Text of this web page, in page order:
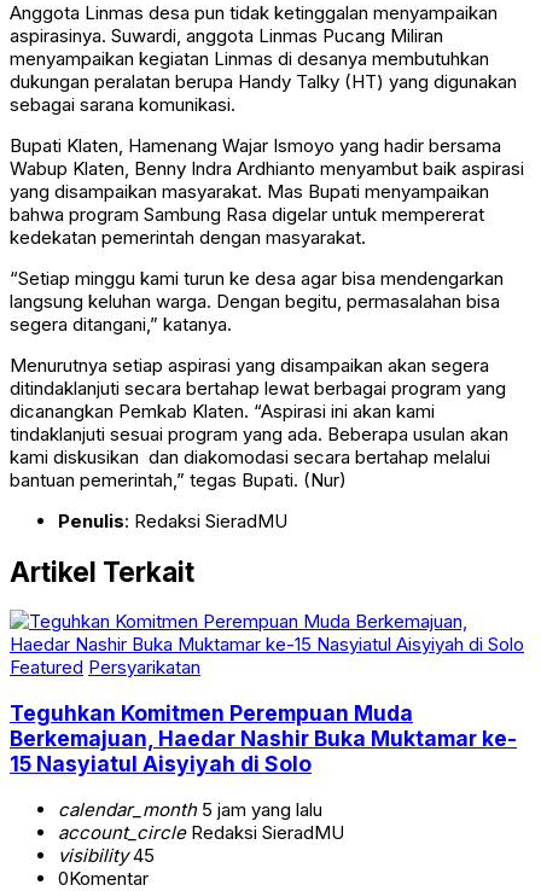
Anggota Linmas desa pun tidak ketinggalan menyampaikan
aspirasinya. Suwardi, anggota Linmas Pucang Miliran
menyampaikan kegiatan Linmas di desanya membutuhkan
dukungan peralatan berupa Handy Talky (HT) yang digunakan
sebagai sarana komunikasi.
Bupati Klaten, Hamenang Wajar Ismoyo yang hadir bersama
Wabup Klaten, Benny Indra Ardhianto menyambut baik aspirasi
yang disampaikan masyarakat. Mas Bupati menyampaikan
bahwa program Sambung Rasa digelar untuk mempererat
kedekatan pemerintah dengan masyarakat.
“Setiap minggu kami turun ke desa agar bisa mendengarkan
langsung keluhan warga. Dengan begitu, permasalahan bisa
segera ditangani,” katanya.
Menurutnya setiap aspirasi yang disampaikan akan segera
ditindaklanjuti secara bertahap lewat berbagai program yang
dicanangkan Pemkab Klaten. “Aspirasi ini akan kami
tindaklanjuti sesuai program yang ada. Beberapa usulan akan
kami diskusikan dan diakomodasi secara bertahap melalui
bantuan pemerintah,” tegas Bupati. (Nur)
Penulis: Redaksi SieradMU
Artikel Terkait
Featured Persyarikatan
Teguhkan Komitmen Perempuan Muda
Berkemajuan, Haedar Nashir Buka Muktamar ke-
15 Nasyiatul Aisyiyah di Solo
calendar_month5 jam yang lalu
account_circleRedaksi SieradMU
visibility45
0Komentar